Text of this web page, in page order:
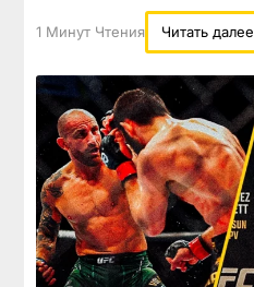
1 Минут Чтения Читать далее